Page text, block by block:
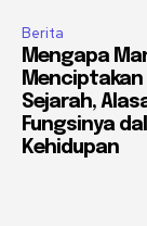
Berita
Mengapa
Menciptakan
Sejarah,
Fungsinya
Kehidupan